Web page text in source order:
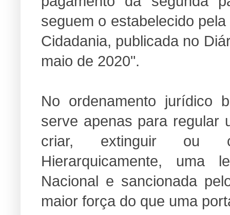
seguem o estabelecido
Cidadania, publicada no
maio de 2020".
No ordenamento jurídico
serve apenas para regular
criar, extinguir ou
Hierarquicamente, uma
Nacional e sancionada
maior força do que uma